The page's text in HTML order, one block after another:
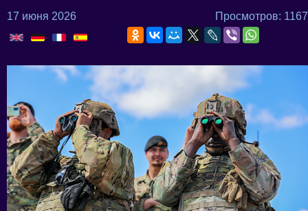
17 июня 2026 Просмотров: 1167